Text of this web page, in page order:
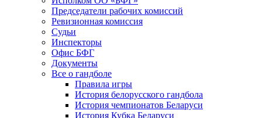
Председатели рабочих комиссий
Ревизионная комиссия
Судьи
Инспекторы
Офис БФГ
Документы
Все о гандболе
Правила игры
История белорусского гандбола
История чемпионатов Беларуси
История Кубка Беларуси